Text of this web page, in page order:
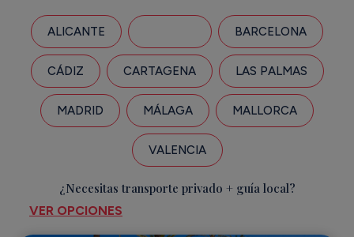
ALICANTE BARCELONA
CÁDIZ CARTAGENA LAS PALMAS
MADRID MÁLAGA MALLORCA
VALENCIA
¿Necesitas transporte privado + guía local?
VER OPCIONES